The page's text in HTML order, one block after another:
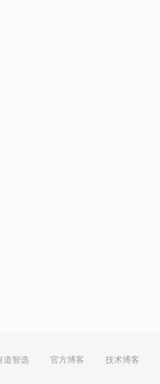
道智选 官方博客 技术博客